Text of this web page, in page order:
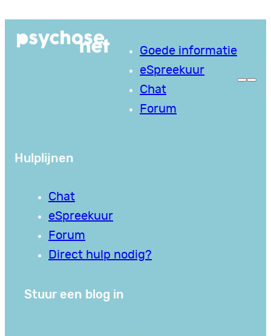
naar
Goede informatie
eSpreekuur
Chat
Forum
Hulplijnen
Chat
eSpreekuur
Forum
Direct hulp nodig?
Stuur een blog in